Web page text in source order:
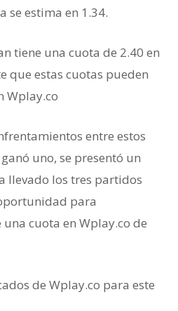
se estima en 1.34.
tiene una cuota de 2.40 en
que estas cuotas pueden
Wplay.co
entre estos
uno, se presentó un
llevado los tres partidos
para
cuota en Wplay.co de
de Wplay.co para este